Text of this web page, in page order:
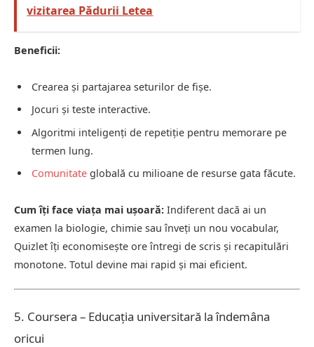
vizitarea Pădurii Letea
Beneficii:
Crearea și partajarea seturilor de fișe.
Jocuri și teste interactive.
Algoritmi inteligenți de repetiție pentru memorare pe
termen lung.
Comunitate globală cu milioane de resurse gata făcute.
Cum îți face viața mai ușoară: Indiferent dacă ai un
examen la biologie, chimie sau înveți un nou vocabular,
Quizlet îți economisește ore întregi de scris și recapitulări
monotone. Totul devine mai rapid și mai eficient.
5. Coursera – Educația universitară la îndemâna
oricui